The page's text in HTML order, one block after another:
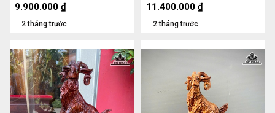
2 tháng trước
9.900.000 ₫
2 tháng trước
11.400.000 ₫